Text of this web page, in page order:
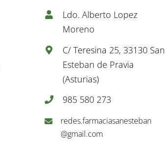
Ldo. Alberto Lopez
Moreno
C/ Teresina 25, 33130 San
Esteban de Pravia
(Asturias)
985 580 273
redes.farmaciasanesteban
@gmail.com